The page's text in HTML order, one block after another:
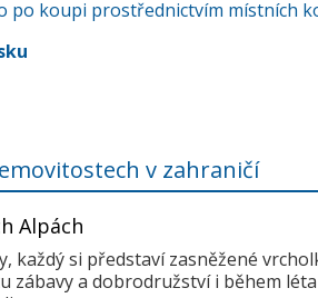
po koupi prostřednictvím místních
v zahraničí
Alpách
každý si představí zasněžené
zábavy a dobrodružství i během